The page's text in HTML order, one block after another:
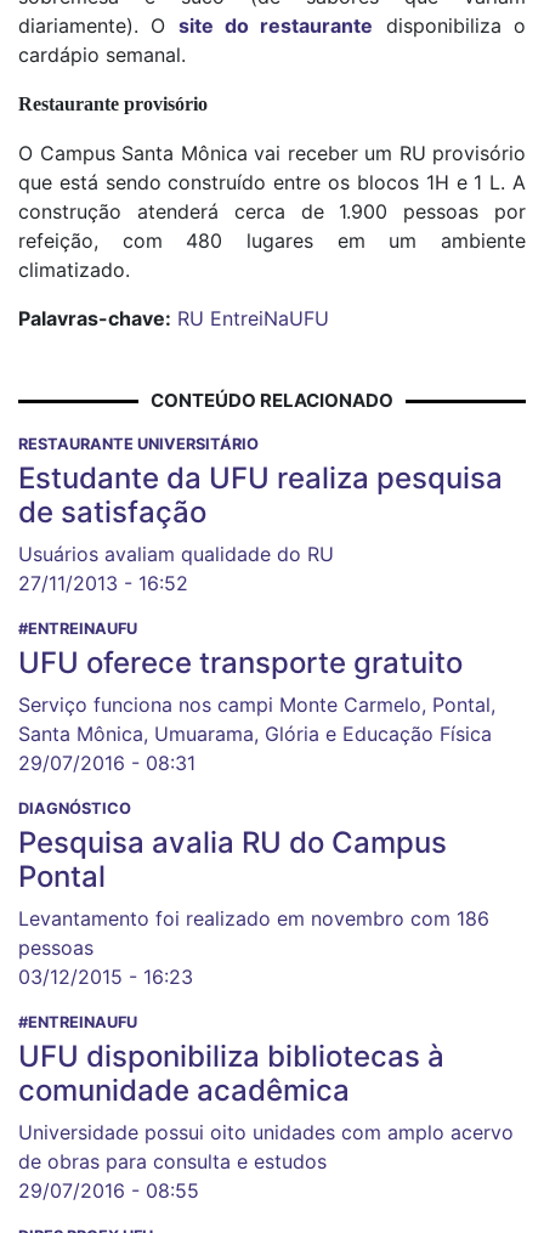
diariamente). O site do restaurante disponibiliza o
cardápio semanal.
Restaurante provisório
O Campus Santa Mônica vai receber um RU provisório
que está sendo construído entre os blocos 1H e 1 L. A
construção atenderá cerca de 1.900 pessoas por
refeição, com 480 lugares em um ambiente
climatizado.
Palavras-chave: RU EntreiNaUFU
CONTEÚDO RELACIONADO
RESTAURANTE UNIVERSITÁRIO
Estudante da UFU realiza pesquisa
de satisfação
Usuários avaliam qualidade do RU
27/11/2013 - 16:52
#ENTREINAUFU
UFU oferece transporte gratuito
Serviço funciona nos campi Monte Carmelo, Pontal,
Santa Mônica, Umuarama, Glória e Educação Física
29/07/2016 - 08:31
DIAGNÓSTICO
Pesquisa avalia RU do Campus
Pontal
Levantamento foi realizado em novembro com 186
pessoas
03/12/2015 - 16:23
#ENTREINAUFU
UFU disponibiliza bibliotecas à
comunidade acadêmica
Universidade possui oito unidades com amplo acervo
de obras para consulta e estudos
29/07/2016 - 08:55